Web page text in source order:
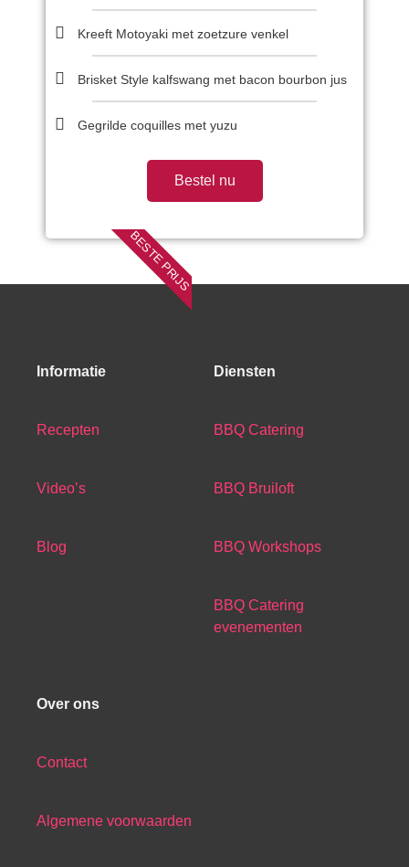
Kreeft Motoyaki met zoetzure venkel
Brisket Style kalfswang met bacon bourbon jus
Gegrilde coquilles met yuzu
Bestel nu
BESTE PRIJS
Informatie
Recepten
Video’s
Blog
Diensten
BBQ Catering
BBQ Bruiloft
BBQ Workshops
BBQ Catering
evenementen
Over ons
Contact
Algemene voorwaarden